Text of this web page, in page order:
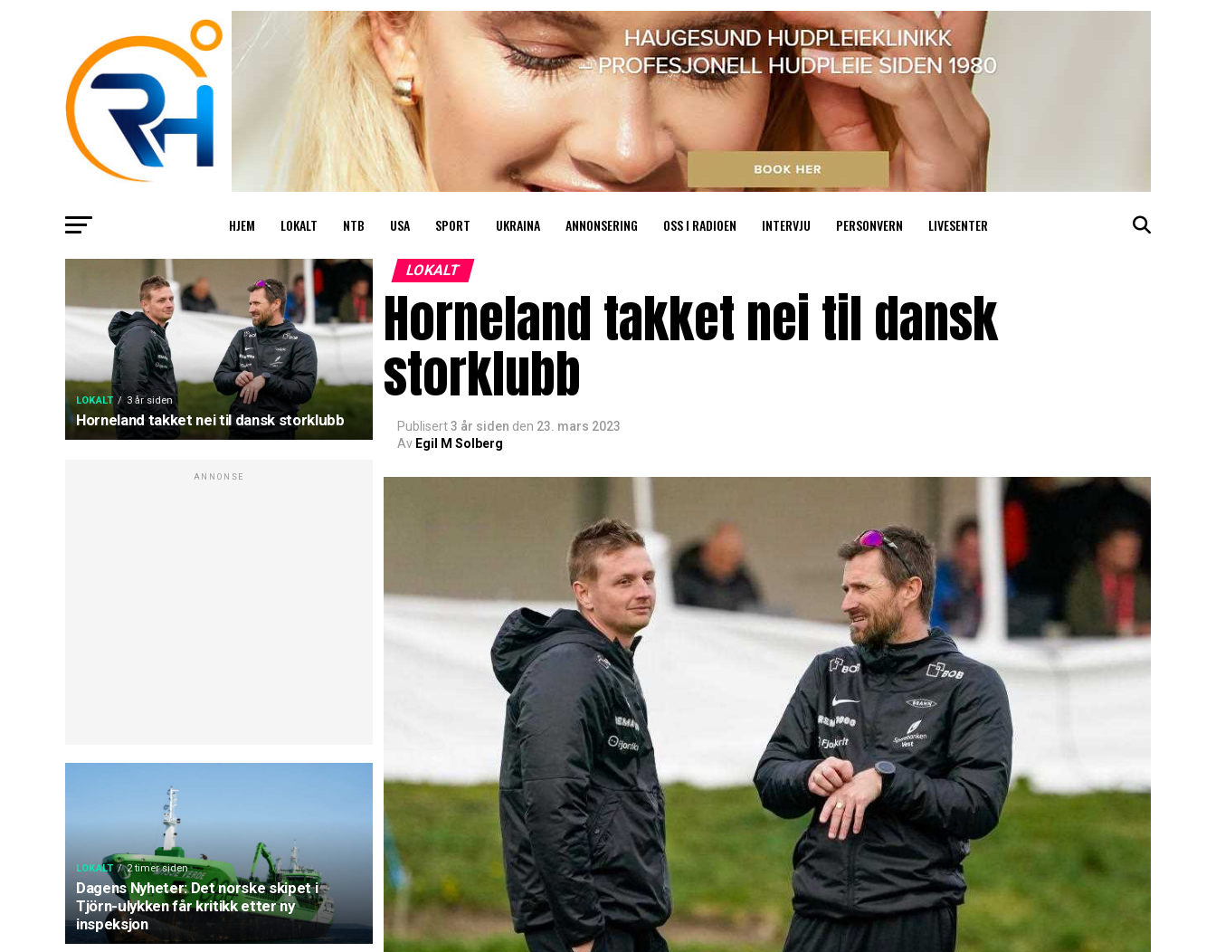
HJEM LOKALT NTB USA SPORT UKRAINA ANNONSERING OSS I RADIOEN INTERVJU PERSONVERN LIVESENTER
LOKALT 3 år siden
Horneland takket nei til dansk storklubb
ANNONSE
LOKALT 2 timer siden
Dagens Nyheter: Det norske skipet i
Tjörn-ulykken får kritikk etter ny
inspeksjon
LOKALT
Horneland takket nei til dansk
storklubb
Publisert3 år siden den 23. mars 2023
Av Egil M Solberg